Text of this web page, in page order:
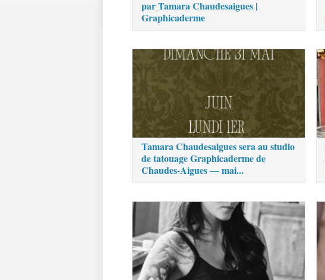
par Tamara Chaudesaigues |
Graphicaderme
Tamara Chaudesaigues sera au studio
de tatouage Graphicaderme de
Chaudes-Aigues — mai...